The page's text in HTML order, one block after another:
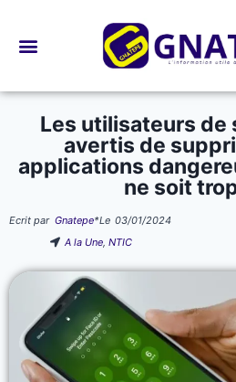
Les utilisateurs de
avertis de
applications
ne soit
Ecrit par Gnatepe*Le 03/01/2024
A la Une,NTIC